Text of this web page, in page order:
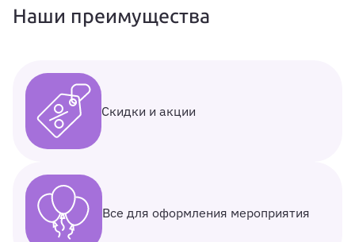
Наши преимущества
Скидки и акции
Все для оформления мероприятия